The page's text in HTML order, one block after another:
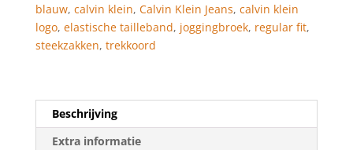
blauw, calvin klein, Calvin Klein Jeans, calvin klein
logo, elastische tailleband, joggingbroek, regular fit,
steekzakken, trekkoord
Beschrijving
Extra informatie